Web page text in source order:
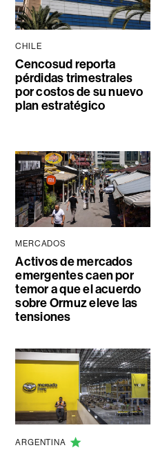
CHILE
Cencosud reporta
pérdidas trimestrales
por costos de su nuevo
plan estratégico
MERCADOS
Activos de mercados
emergentes caen por
temor a que el acuerdo
sobre Ormuz eleve las
tensiones
ARGENTINA